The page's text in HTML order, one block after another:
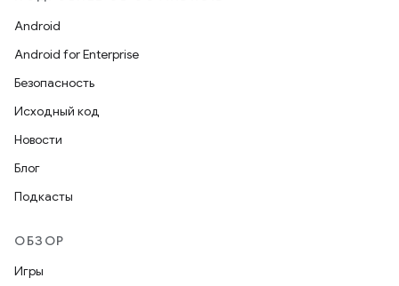
Android
Android for Enterprise
Безопасность
Исходный код
Новости
Блог
Подкасты
ОБЗОР
Игры